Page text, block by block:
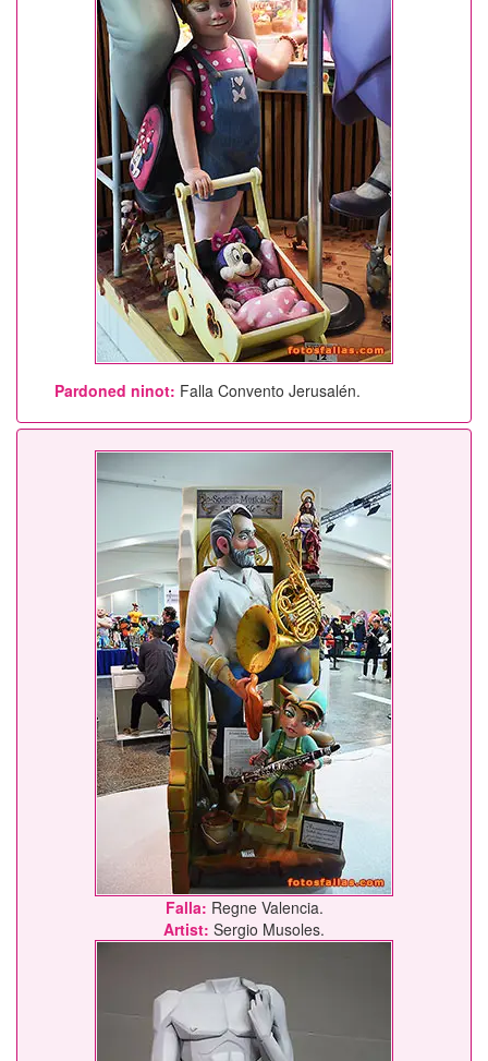
Pardoned ninot: Falla Convento Jerusalén.
Falla: Regne Valencia.
Artist: Sergio Musoles.